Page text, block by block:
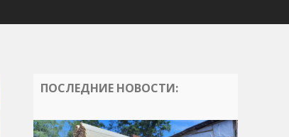
ПОСЛЕДНИЕ НОВОСТИ: